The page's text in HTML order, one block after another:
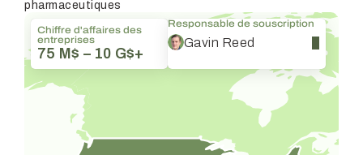
pharmaceutiques
Chiffre d'affaires des
entreprises
75 M$ – 10 G$+
Responsable de souscription
Gavin Reed